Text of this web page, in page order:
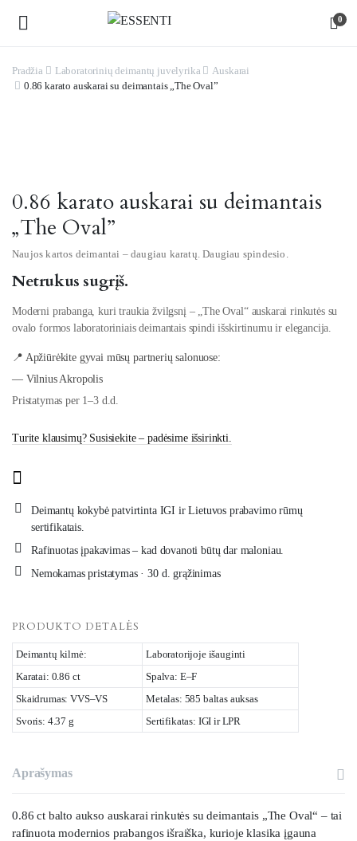
0
Pradžia Laboratorinių deimantų juvelyrika
Auskarai
0.86 karato auskarai su deimantais „The Oval”
0.86 karato auskarai su deimantais
„The Oval”
Naujos kartos deimantai – daugiau karatų. Daugiau spindesio.
Netrukus sugrįš.
Moderni prabanga, kuri traukia žvilgsnį – „The Oval“ auskarai rinkutės su
ovalo formos laboratoriniais deimantais spindi išskirtinumu ir elegancija.
📍 Apžiūrėkite gyvai mūsų partnerių salonuose:
— Vilnius Akropolis
Pristatymas per 1–3 d.d.
Turite klausimų? Susisiekite – padėsime išsirinkti.
Deimantų kokybė patvirtinta IGI ir Lietuvos prabavimo rūmų
sertifikatais.
Rafinuotas įpakavimas – kad dovanoti būtų dar maloniau.
Nemokamas pristatymas · 30 d. grąžinimas
PRODUKTO DETALĖS
Deimantų kilmė:
Laboratorijoje išauginti
Karatai: 0.86 ct
Spalva: E–F
Skaidrumas: VVS–VS
Metalas: 585 baltas auksas
Svoris: 4.37 g
Sertifikatas: IGI ir LPR
Aprašymas
0.86 ct balto aukso auskarai rinkutės su deimantais „The Oval“ – tai
rafinuota modernios prabangos išraiška, kurioje klasika įgauna